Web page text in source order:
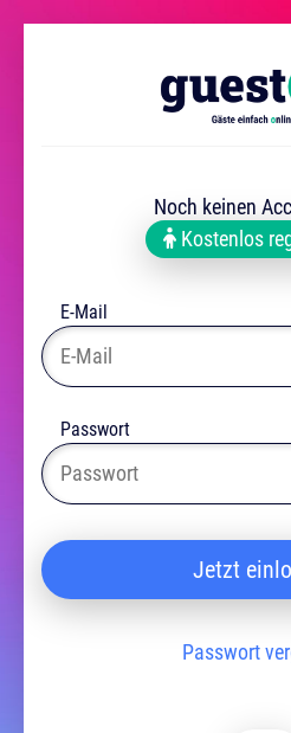
Noch keinen
Kostenlos
E-Mail
Passwort
Jetzt
Passwort